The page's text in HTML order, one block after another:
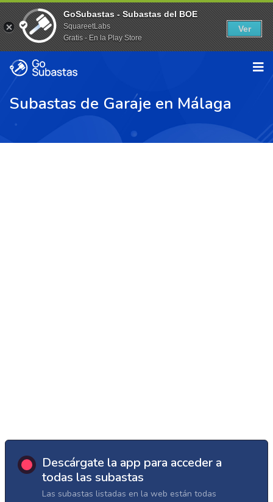
Subastas de Garaje en Málaga
Descárgate la app para acceder a
todas las subastas
Las subastas listadas en la web están todas
GoSubastas - Subastas del BOE
SquareetLabs
Gratis - En la Play Store
Ver